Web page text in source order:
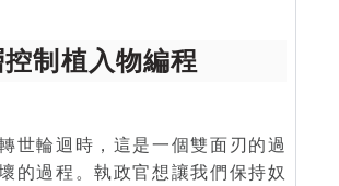
制植入物編程
世輪迴時，這是一個雙面刃的過
的過程。執政官想讓我們保持奴